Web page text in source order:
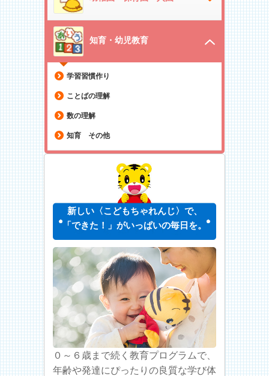
知育・幼児教育
学習習慣作り
ことばの理解
数の理解
知育 その他
新しい〈こどもちゃれんじ〉で、
「できた！」がいっぱいの毎日を。
０～６歳まで続く教育プログラムで、
年齢や発達にぴったりの良質な学び体